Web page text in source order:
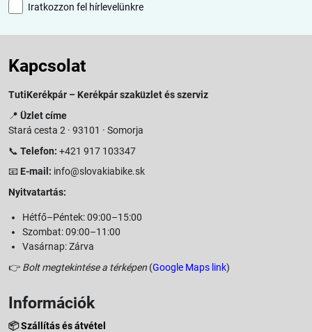
Iratkozzon fel hírlevelünkre
Kapcsolat
TutiKerékpár – Kerékpár szaküzlet és szerviz
📍 Üzlet címe
Stará cesta 2 · 93101 · Somorja
📞 Telefon: +421 917 103347
📧 E-mail: info@slovakiabike.sk
Nyitvatartás:
Hétfő–Péntek: 09:00–15:00
Szombat: 09:00–11:00
Vasárnap: Zárva
👉 Bolt megtekintése a térképen (Google Maps link)
Információk
📦Szállítás és átvétel